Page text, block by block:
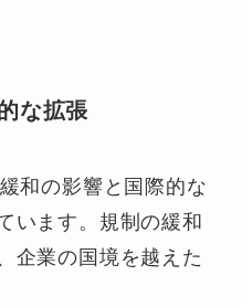
な拡張
和の影響と国際的な
います。規制の緩和
企業の国境を越えた